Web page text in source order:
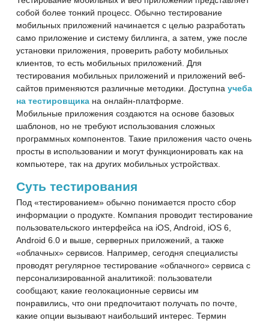
собой более тонкий процесс. Обычно тестирование
мобильных приложений начинается с целью разработать
само приложение и систему биллинга, а затем, уже после
установки приложения, проверить работу мобильных
клиентов, то есть мобильных приложений. Для
тестирования мобильных приложений и приложений веб-
сайтов применяются различные методики. Доступна учеба
на тестировщика на онлайн-платформе.
Мобильные приложения создаются на основе базовых
шаблонов, но не требуют использования сложных
программных компонентов. Такие приложения часто очень
просты в использовании и могут функционировать как на
компьютере, так на других мобильных устройствах.
Суть тестирования
Под «тестированием» обычно понимается просто сбор
информации о продукте. Компания проводит тестирование
пользовательского интерфейса на iOS, Android, iOS 6,
Android 6.0 и выше, серверных приложений, а также
«облачных» сервисов. Например, сегодня специалисты
проводят регулярное тестирование «облачного» сервиса с
персонализированной аналитикой: пользователи
сообщают, какие геолокационные сервисы им
понравились, что они предпочитают получать по почте,
какие опции вызывают наибольший интерес. Термин